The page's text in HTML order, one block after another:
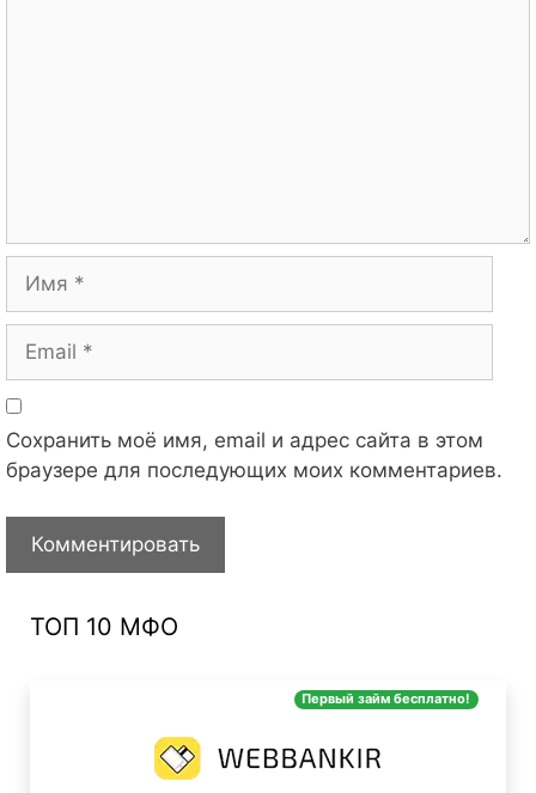
Имя
Email
Сохранить моё имя, email и адрес сайта в этом
браузере для последующих моих комментариев.
ТОП 10 МФО
Первый займ бесплатно!